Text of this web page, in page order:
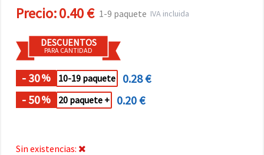
Precio:0.40 € 1-9 paquete IVA incluida
DESCUENTOS
PARA CANTIDAD
- 30% 10-19 paquete
0.28 €
- 50% 20 paquete + 0.20 €
Sin existencias: